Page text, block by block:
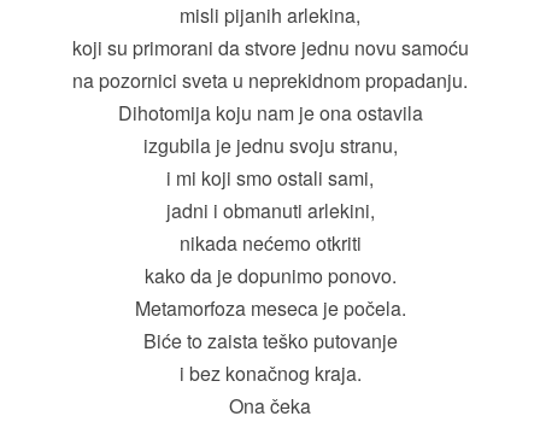
misli pijanih arlekina,
koji su primorani da stvore jednu novu samoću
na pozornici sveta u neprekidnom propadanju.
Dihotomija koju nam je ona ostavila
izgubila je jednu svoju stranu,
i mi koji smo ostali sami,
jadni i obmanuti arlekini,
nikada nećemo otkriti
kako da je dopunimo ponovo.
Metamorfoza meseca je počela.
Biće to zaista teško putovanje
i bez konačnog kraja.
Ona čeka